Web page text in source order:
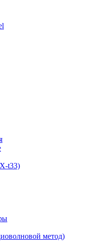
t33)
метод)